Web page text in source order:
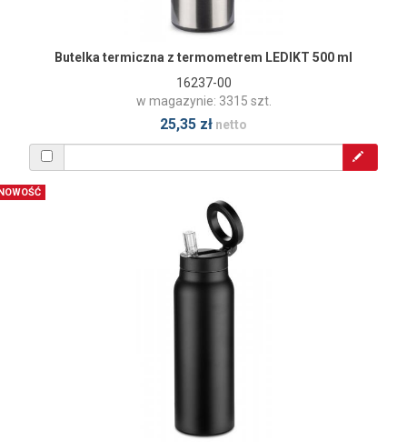
Butelka termiczna z termometrem LEDIKT 500 ml
16237-00
w magazynie: 3315 szt.
25,35 zł netto